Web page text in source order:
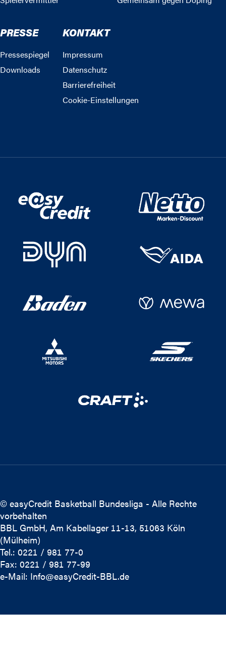
PRESSE
Pressespiegel
Downloads
KONTAKT
Impressum
Datenschutz
Barrierefreiheit
Cookie-Einstellungen
© easyCredit Basketball Bundesliga - Alle Rechte
vorbehalten
BBL GmbH, Am Kabellager 11-13, 51063 Köln
(Mülheim)
Tel.: 0221 / 981 77-0
Fax: 0221 / 981 77-99
e-Mail: Info@easyCredit-BBL.de